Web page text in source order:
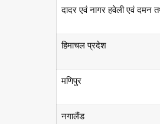
दादर एवं नागर हवेली एवं दमन
हिमाचल प्रदेश
मणिपुर
नगालैंड